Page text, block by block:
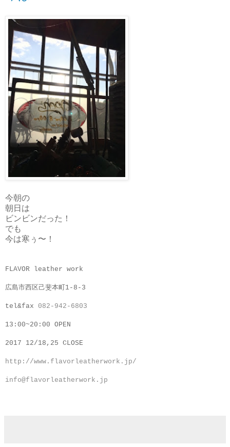
今朝の
朝日は
ビンビンだった！
でも
今は寒ぅ〜！
FLAVOR leather work
広島市西区己斐本町1-8-3
tel&fax 082-942-6803
13:00~20:00 OPEN
2017 12/18,25 CLOSE
http://www.flavorleatherwork.jp/
info@flavorleatherwork.jp